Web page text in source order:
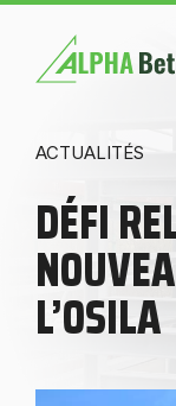
ACTUALITÉS
DÉFI
L’OSILA